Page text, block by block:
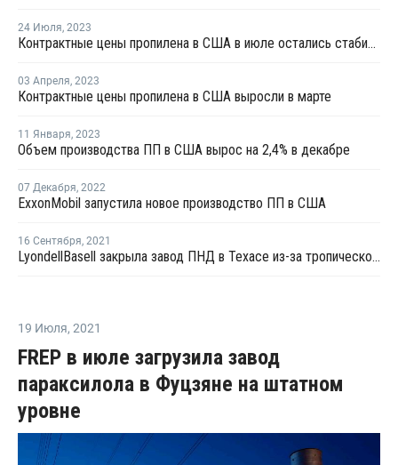
24 Июля, 2023
Контрактные цены пропилена в США в июле остались стабильными
03 Апреля, 2023
Контрактные цены пропилена в США выросли в марте
11 Января, 2023
Объем производства ПП в США вырос на 2,4% в декабре
07 Декабря, 2022
ExxonMobil запустила новое производство ПП в США
16 Сентября, 2021
LyondellBasell закрыла завод ПНД в Техасе из-за тропического шторма "Николас"
19 Июля, 2021
FREP в июле загрузила завод
параксилола в Фуцзяне на штатном
уровне